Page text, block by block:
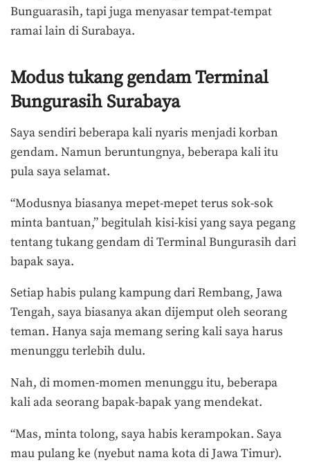
Bunguarasih, tapi juga menyasar tempat-tempat
ramai lain di Surabaya.
Modus tukang gendam Terminal
Bungurasih Surabaya
Saya sendiri beberapa kali nyaris menjadi korban
gendam. Namun beruntungnya, beberapa kali itu
pula saya selamat.
“Modusnya biasanya mepet-mepet terus sok-sok
minta bantuan,” begitulah kisi-kisi yang saya pegang
tentang tukang gendam di Terminal Bungurasih dari
bapak saya.
Setiap habis pulang kampung dari Rembang, Jawa
Tengah, saya biasanya akan dijemput oleh seorang
teman. Hanya saja memang sering kali saya harus
menunggu terlebih dulu.
Nah, di momen-momen menunggu itu, beberapa
kali ada seorang bapak-bapak yang mendekat.
“Mas, minta tolong, saya habis kerampokan. Saya
mau pulang ke (nyebut nama kota di Jawa Timur).